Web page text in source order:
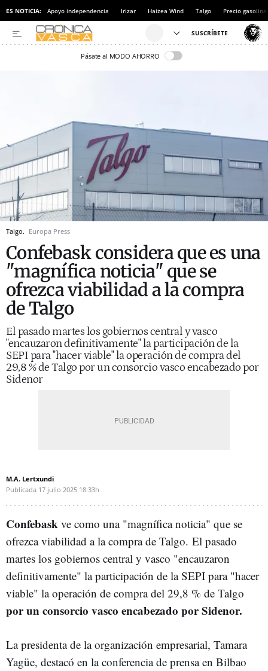
ES NOTICIA: Apoyo independencia Irizar Haizea Wind Talgo Precio gasolina
Pásate al MODO AHORRO
Talgo. Europa Press
Confebask considera que es una
"magnífica noticia" que se
ofrezca viabilidad a la compra
de Talgo
El pasado martes los gobiernos central y vasco
"encauzaron definitivamente" la participación de la
SEPI para "hacer viable" la operación de compra del
29,8 % de Talgo por un consorcio vasco encabezado por
Sidenor
M.A. Lertxundi
Publicada 17 julio 2025 18:33h
Confebask ve como una "magnífica noticia" que se
ofrezca viabilidad a la compra de Talgo. El pasado
martes los gobiernos central y vasco "encauzaron
definitivamente" la participación de la SEPI para "hacer
viable" la operación de compra del 29,8 % de Talgo
por un consorcio vasco encabezado por Sidenor.
La presidenta de la organización empresarial, Tamara
Yagüe, destacó en la conferencia de prensa en Bilbao